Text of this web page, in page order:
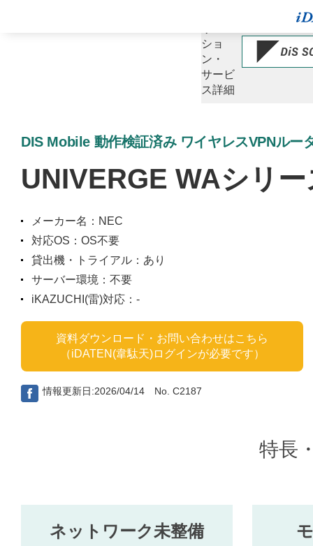
ショ
ン・
サービ
ス詳細
DIS Mobile 動作検証済み ワイヤレスVPNルー
UNIVERGE WAシリ
メーカー名：NEC
対応OS：OS不要
貸出機・トライアル：あり
サーバー環境：不要
iKAZUCHI(雷)対応：-
資料ダウンロード・お問い合わせはこちら
（iDATEN(韋駄天)ログインが必要です）
情報更新日:2026/04/14 No. C2187
特長
ネットワーク未整備